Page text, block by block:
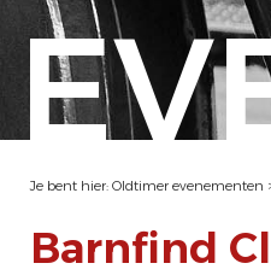
Je bent hier: Oldtimer evenementen
Barnfind